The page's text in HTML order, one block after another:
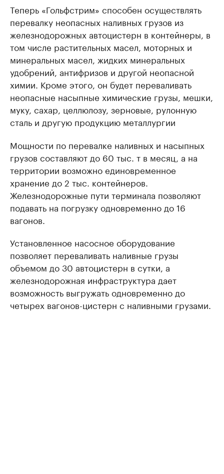
Теперь «Гольфстрим» способен осуществлять
перевалку неопасных наливных грузов из
железнодорожных автоцистерн в контейнеры, в
том числе растительных масел, моторных и
минеральных масел, жидких минеральных
удобрений, антифризов и другой неопасной
химии. Кроме этого, он будет переваливать
неопасные насыпные химические грузы, мешки,
муку, сахар, целлюлозу, зерновые, рулонную
сталь и другую продукцию металлургии
Мощности по перевалке наливных и насыпных
грузов составляют до 60 тыс. т в месяц, а на
территории возможно единовременное
хранение до 2 тыс. контейнеров.
Железнодорожные пути терминала позволяют
подавать на погрузку одновременно до 16
вагонов.
Установленное насосное оборудование
позволяет переваливать наливные грузы
объемом до 30 автоцистерн в сутки, а
железнодорожная инфраструктура дает
возможность выгружать одновременно до
четырех вагонов-цистерн с наливными грузами.